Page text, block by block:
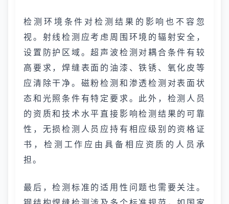
检测环境条件对检测结果的影响也不容忽
视。射线检测应考虑周围环境的辐射安全，
设置防护区域。超声波检测对耦合条件有较
高要求，焊缝表面的油漆、铁锈、氧化皮等
应清除干净。磁粉检测和渗透检测对表面状
态和光照条件有特定要求。此外，检测人员
的资质和技术水平直接影响检测结果的可靠
性，无损检测人员应持有相应级别的资格证
书，检测工作应由具备相应资质的人员承
担。
最后，检测标准的适用性问题也需要关注。